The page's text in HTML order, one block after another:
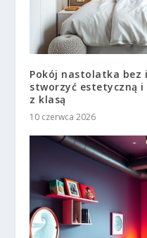
Pokój nastolatka
stworzyć estetyczną
z klasą
10 czerwca 2026